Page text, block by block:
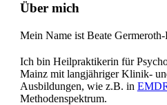
Über mich
Mein Name ist Beate
Ich bin Heilpraktikerin für
Mainz mit langjähriger Klinik-
Ausbildungen, wie z.B. in
Methodenspektrum.